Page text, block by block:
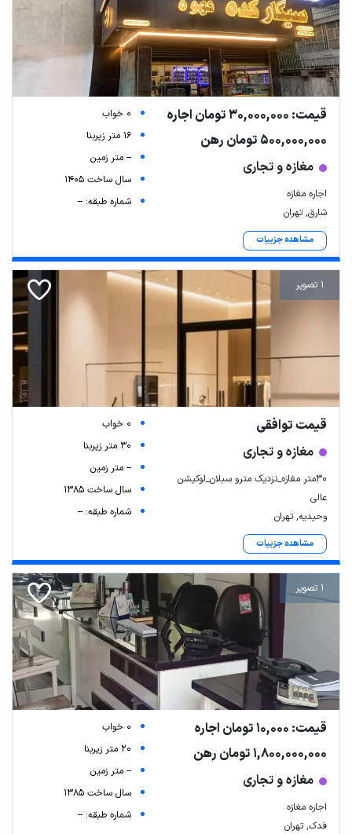
قیمت: 30,000,000 تومان اجاره
500,000,000 تومان رهن
مغازه و تجاری
اجاره مغازه
شارق, تهران
مشاهده جزییات
0 خواب
16 متر زیربنا
-- متر زمین
سال ساخت 1405
شماره طبقه: --
1 تصویر
قیمت توافقی
مغازه و تجاری
۳۰متر مغازه_نزدیک مترو سبلان_لوکیشن
عالی
وحیدیه, تهران
مشاهده جزییات
0 خواب
30 متر زیربنا
-- متر زمین
سال ساخت 1385
شماره طبقه: --
1 تصویر
قیمت: 10,000 تومان اجاره
1,800,000,000 تومان رهن
مغازه و تجاری
اجاره مغازه
فدک, تهران
0 خواب
20 متر زیربنا
-- متر زمین
سال ساخت 1385
شماره طبقه: --